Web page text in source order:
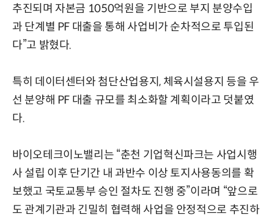
추진되며 자본금 1050억원을 기반으로 부지 분양수입
과 단계별 PF 대출을 통해 사업비가 순차적으로 투입된
다”고 밝혔다.
특히 데이터센터와 첨단산업용지, 체육시설용지 등을 우
선 분양해 PF 대출 규모를 최소화할 계획이라고 덧붙였
다.
바이오테크이노밸리는 “춘천 기업혁신파크는 사업시행
사 설립 이후 단기간 내 과반수 이상 토지사용동의를 확
보했고 국토교통부 승인 절차도 진행 중”이라며 “앞으로
도 관계기관과 긴밀히 협력해 사업을 안정적으로 추진하